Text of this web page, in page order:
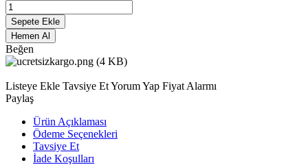
Sepete Ekle
Hemen Al
Beğen
Listeye Ekle Tavsiye EtYorum Yap Fiyat Alarmı
Paylaş
Ürün Açıklaması
Ödeme Seçenekleri
Tavsiye Et
İade Koşulları